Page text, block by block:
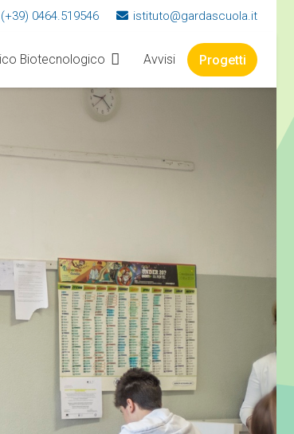
(+39) 0464.519546 istituto@gardascuola.it
Biotecnologico Avvisi Progetti